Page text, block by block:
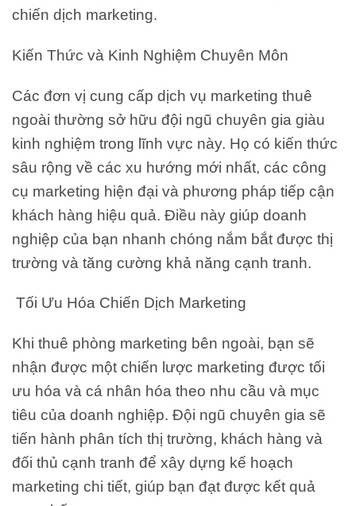
chiến dịch marketing.
Kiến Thức và Kinh Nghiệm Chuyên Môn
Các đơn vị cung cấp dịch vụ marketing thuê
ngoài thường sở hữu đội ngũ chuyên gia giàu
kinh nghiệm trong lĩnh vực này. Họ có kiến thức
sâu rộng về các xu hướng mới nhất, các công
cụ marketing hiện đại và phương pháp tiếp cận
khách hàng hiệu quả. Điều này giúp doanh
nghiệp của bạn nhanh chóng nắm bắt được thị
trường và tăng cường khả năng cạnh tranh.
Tối Ưu Hóa Chiến Dịch Marketing
Khi thuê phòng marketing bên ngoài, bạn sẽ
nhận được một chiến lược marketing được tối
ưu hóa và cá nhân hóa theo nhu cầu và mục
tiêu của doanh nghiệp. Đội ngũ chuyên gia sẽ
tiến hành phân tích thị trường, khách hàng và
đối thủ cạnh tranh để xây dựng kế hoạch
marketing chi tiết, giúp bạn đạt được kết quả